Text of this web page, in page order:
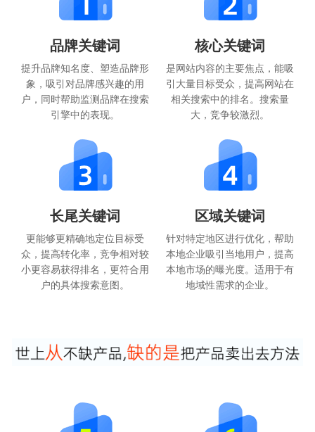
品牌关键词
提升品牌知名度、塑造品牌形
象，吸引对品牌感兴趣的用
户，同时帮助监测品牌在搜索
引擎中的表现。
核心关键词
是网站内容的主要焦点，能吸
引大量目标受众，提高网站在
相关搜索中的排名。搜索量
大，竞争较激烈。
长尾关键词
更能够更精确地定位目标受
众，提高转化率，竞争相对较
小更容易获得排名，更符合用
户的具体搜索意图。
区域关键词
针对特定地区进行优化，帮助
本地企业吸引当地用户，提高
本地市场的曝光度。适用于有
地域性需求的企业。